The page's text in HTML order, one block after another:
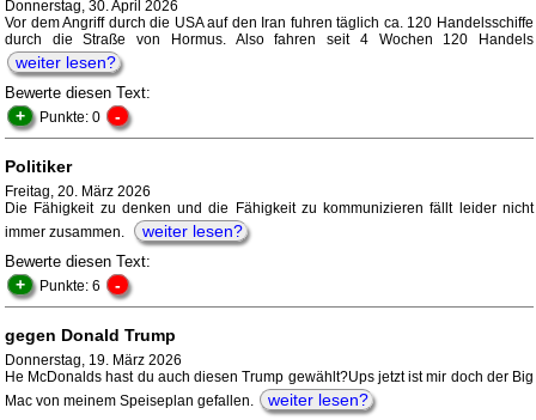
Donnerstag, 30. April 2026
Vor dem Angriff durch die USA auf den Iran fuhren täglich ca. 120 Handelsschiffe
durch die Straße von Hormus. Also fahren seit 4 Wochen 120 Handels
weiter lesen?
Bewerte diesen Text:
+ Punkte: 0 -
Politiker
Freitag, 20. März 2026
Die Fähigkeit zu denken und die Fähigkeit zu kommunizieren fällt leider nicht
immer zusammen.
weiter lesen?
Bewerte diesen Text:
+ Punkte: 6 -
gegen Donald Trump
Donnerstag, 19. März 2026
He McDonalds hast du auch diesen Trump gewählt?Ups jetzt ist mir doch der Big
Mac von meinem Speiseplan gefallen.
weiter lesen?